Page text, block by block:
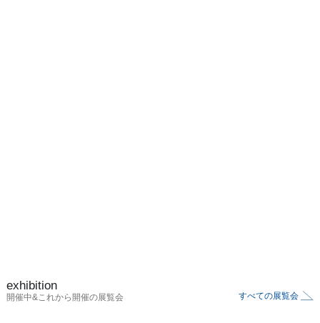
exhibition
開催中&これから開催の展覧会 すべての展覧会